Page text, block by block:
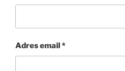
Adres email*